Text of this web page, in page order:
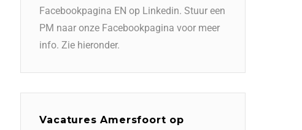
Facebookpagina EN op Linkedin. Stuur een
PM naar onze Facebookpagina voor meer
info. Zie hieronder.
Vacatures Amersfoort op